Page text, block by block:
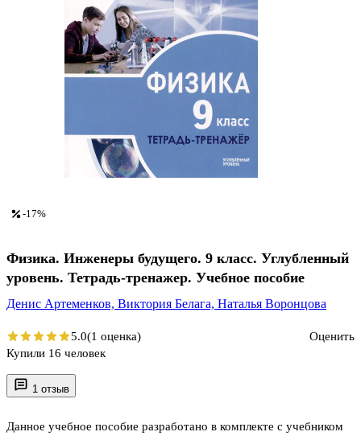
1 отзыв
Данное учебное пособие разработано в комплекте с учебником
-17%
Физика. Инженеры будущего. 9 класс. Углубленный
уровень. Тетрадь-тренажер. Учебное пособие
Денис Артеменков, Виктория Белага, Наталья Воронцова
5.0(1 оценка)
Оценить
Купили 16 человек